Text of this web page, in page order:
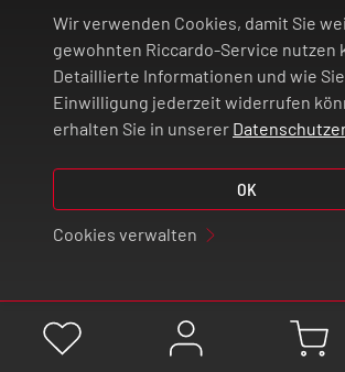
Wir verwenden Cookies, damit Sie
gewohnten Riccardo-Service nutzen
Detaillierte Informationen und wie
Einwilligung jederzeit widerrufen
erhalten Sie in unserer
OK
Cookies verwalten
ZAHLUNG UND VERSAND
VERTRAG WIDERRUFEN
© 2026 | Riccardo Onlinestore